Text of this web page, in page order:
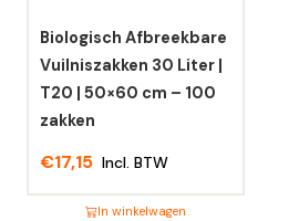
worden
op
de
productpagina
Biologisch Afbreekbare
Vuilniszakken 30 Liter |
T20 | 50×60 cm – 100
zakken
€17,15 Incl. BTW
In winkelwagen